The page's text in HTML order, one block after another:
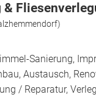
&
Sanierung,
Austausch,
/ Reparatur,